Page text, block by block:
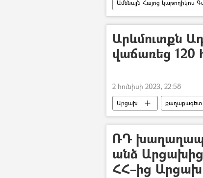
Ամենայն Հայոց կաթողիկոս
Մայր Աթոռ Սուրբ Էջմիածին
Արևմուտքն
վաճառեց
2 հունիսի 2023, 22:58
Արցախ քաղաքագետ
Քիշնև
ԱՄՆ
ՌԴ
անձ
ՀՀ–ից Արցախ